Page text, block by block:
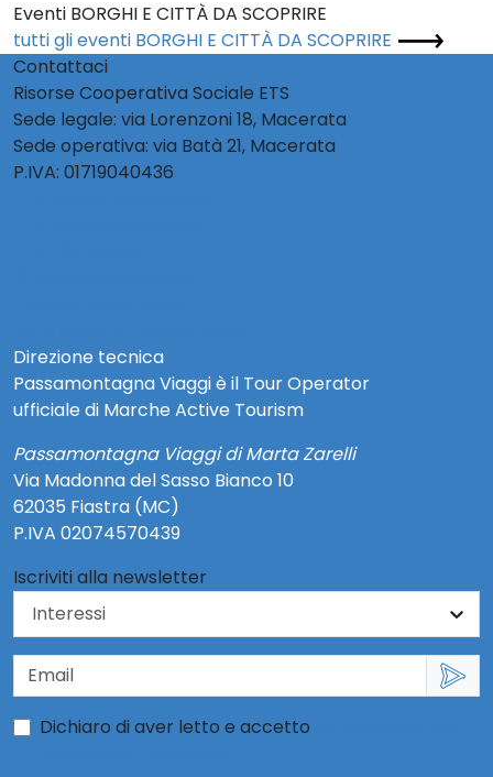
Eventi BORGHI E CITTÀ DA SCOPRIRE
tutti gli eventi BORGHI E CITTÀ DA SCOPRIRE
Contattaci
Risorse Cooperativa Sociale ETS
Sede legale: via Lorenzoni 18, Macerata
Sede operativa: via Batà 21, Macerata
P.IVA: 01719040436
Direzione tecnica
Passamontagna Viaggi è il Tour Operator
ufficiale di Marche Active Tourism
Passamontagna Viaggi di Marta Zarelli
Via Madonna del Sasso Bianco 10
62035 Fiastra (MC)
P.IVA 02074570439
Iscriviti alla newsletter
Dichiaro di aver letto e accetto